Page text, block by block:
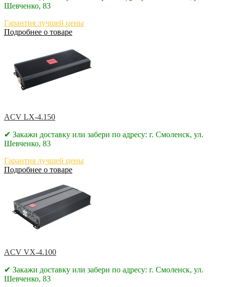
Шевченко, 83
Гарантия лучшей цены
Подробнее о товаре
ACV LX-4.150
✔ Закажи доставку или забери по адресу: г. Смоленск, ул.
Шевченко, 83
Гарантия лучшей цены
Подробнее о товаре
ACV VX-4.100
✔ Закажи доставку или забери по адресу: г. Смоленск, ул.
Шевченко, 83